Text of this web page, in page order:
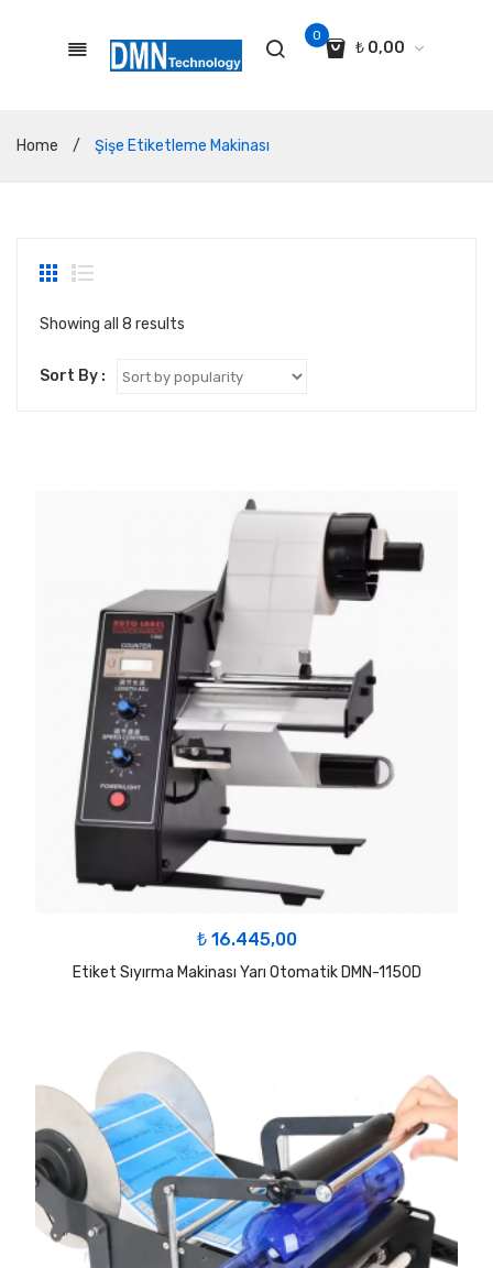
0
₺ 0,00
Home
/ Şişe Etiketleme Makinası
Showing all 8 results
Sort By :
₺16.445,00
Etiket Sıyırma Makinası Yarı Otomatik DMN-1150D